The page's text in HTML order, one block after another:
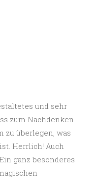
und sehr
zum Nachdenken
zu überlegen, was
Herrlich! Auch
ganz besonderes